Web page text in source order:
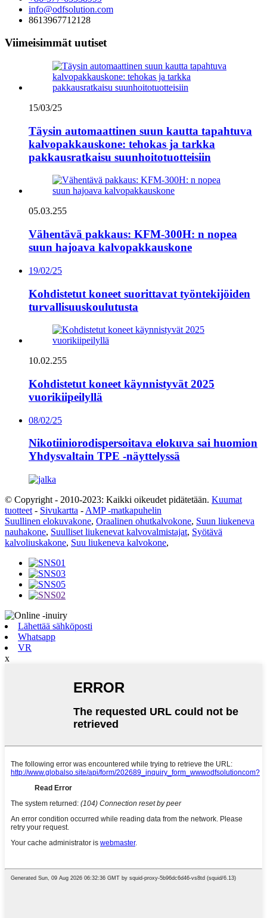
info@odfsolution.com
8613967712128
Viimeisimmät uutiset
15/03/25
Täysin automaattinen suun kautta tapahtuva
kalvopakkauskone: tehokas ja tarkka
pakkausratkaisu suunhoitotuotteisiin
05.03.255
Vähentävä pakkaus: KFM-300H: n nopea
suun hajoava kalvopakkauskone
19/02/25
Kohdistetut koneet suorittavat työntekijöiden
turvallisuuskoulutusta
10.02.255
Kohdistetut koneet käynnistyvät 2025
vuorikiipeilyllä
08/02/25
Nikotiiniorodispersoitava elokuva sai huomion
Yhdysvaltain TPE -näyttelyssä
© Copyright - 2010-2023: Kaikki oikeudet pidätetään. Kuumat
tuotteet - Sivukartta - AMP -matkapuhelin
Suullinen elokuvakone, Oraalinen ohutkalvokone, Suun liukeneva
nauhakone, Suulliset liukenevat kalvovalmistajat, Syötävä
kalvoliuskakone, Suu liukeneva kalvokone,
Lähettää sähköposti
Whatsapp
VR
x